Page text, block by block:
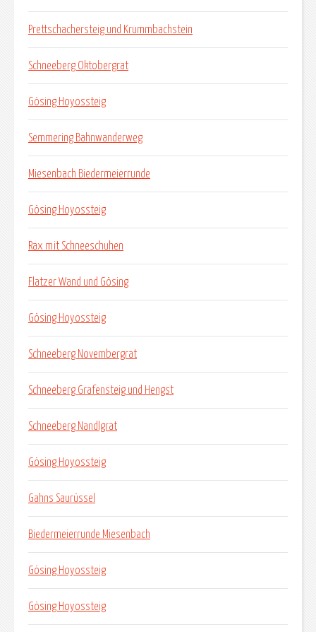
Prettschachersteig und Krummbachstein
Schneeberg Oktobergrat
Gösing Hoyossteig
Semmering Bahnwanderweg
Miesenbach Biedermeierrunde
Gösing Hoyossteig
Rax mit Schneeschuhen
Flatzer Wand und Gösing
Gösing Hoyossteig
Schneeberg Novembergrat
Schneeberg Grafensteig und Hengst
Schneeberg Nandlgrat
Gösing Hoyossteig
Gahns Saurüssel
Biedermeierrunde Miesenbach
Gösing Hoyossteig
Gösing Hoyossteig